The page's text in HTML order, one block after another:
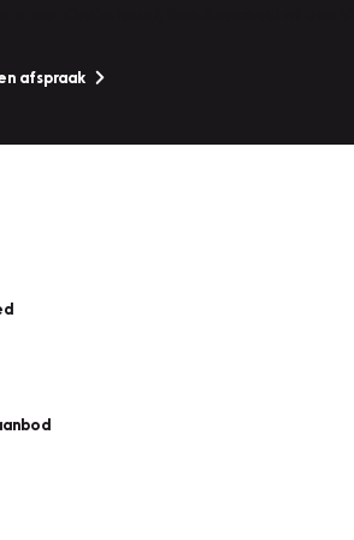
afspraak